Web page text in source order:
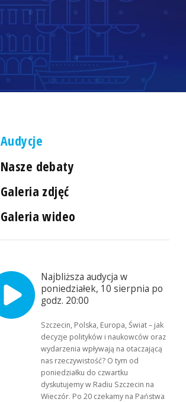
Audycje
Nasze debaty
Galeria zdjęć
Galeria wideo
Najbliższa audycja w
poniedziałek, 10 sierpnia po
godz. 20:00
Szczecin, Polska, Europa, Świat – jak
decyzje polityków i naukowców oraz
wydarzenia wpływają na otaczającą
nas rzeczywistość? O tym od
poniedziałku do czwartku
dyskutujemy w Radiu Szczecin na
Wieczór. Po 20 czekamy na Państwa